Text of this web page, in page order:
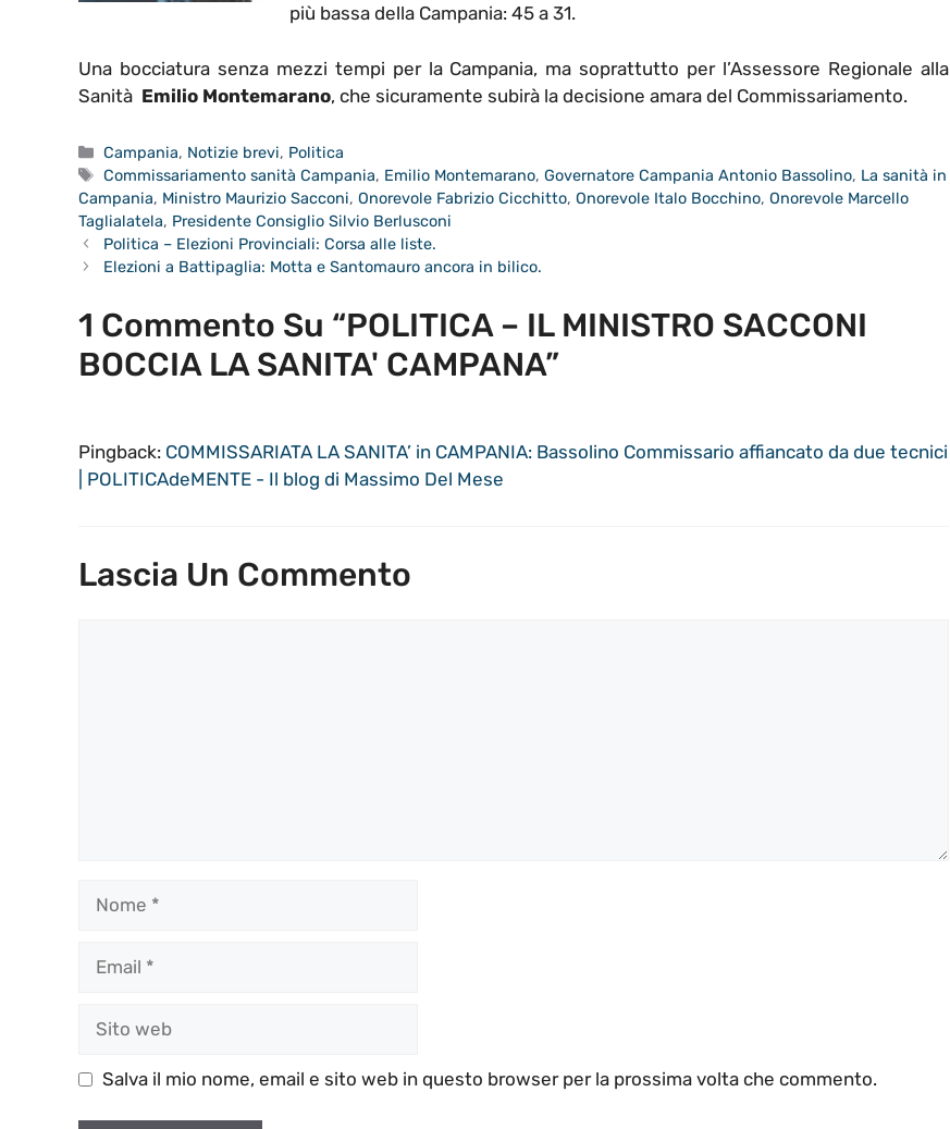
più bassa della Campania: 45 a 31.
Una bocciatura senza mezzi tempi per la Campania, ma soprattutto per l’Assessore Regionale alla
Sanità Emilio Montemarano, che sicuramente subirà la decisione amara del Commissariamento.
Categorie
Campania, Notizie brevi, Politica
Tag
Commissariamento sanità Campania, Emilio Montemarano,Governatore Campania Antonio Bassolino, La sanità in
Campania, Ministro Maurizio Sacconi, Onorevole Fabrizio Cicchitto, Onorevole Italo Bocchino, Onorevole Marcello
Taglialatela, Presidente Consiglio Silvio Berlusconi
Politica – Elezioni Provinciali: Corsa alle liste.
Elezioni a Battipaglia: Motta e Santomauro ancora in bilico.
1 Commento Su “POLITICA – IL MINISTRO SACCONI
BOCCIA LA SANITA' CAMPANA”
Pingback: COMMISSARIATA LA SANITA’ in CAMPANIA: Bassolino Commissario affiancato da due tecnici
| POLITICAdeMENTE - Il blog di Massimo Del Mese
Lascia Un Commento
web
Salva il mio nome, email e sito web in questo browser per la prossima volta che commento.